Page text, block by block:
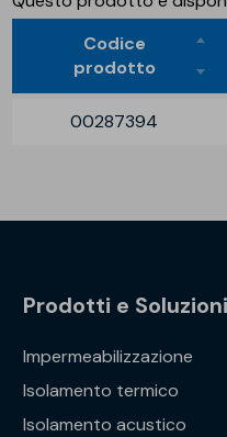
Codice
prodotto
00287394
Prodotti e Soluzioni
Impermeabilizzazione
Isolamento termico
Isolamento acustico